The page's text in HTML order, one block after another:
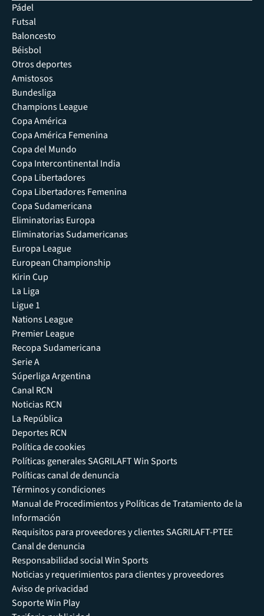
Pádel
Futsal
Baloncesto
Béisbol
Otros deportes
Amistosos
Bundesliga
Champions League
Copa América
Copa América Femenina
Copa del Mundo
Copa Intercontinental India
Copa Libertadores
Copa Libertadores Femenina
Copa Sudamericana
Eliminatorias Europa
Eliminatorias Sudamericanas
Europa League
European Championship
Kirin Cup
La Liga
Ligue 1
Nations League
Premier League
Recopa Sudamericana
Serie A
Súperliga Argentina
Canal RCN
Noticias RCN
La República
Deportes RCN
Política de cookies
Políticas generales SAGRILAFT Win Sports
Políticas canal de denuncia
Términos y condiciones
Manual de Procedimientos y Políticas de Tratamiento de la
Información
Requisitos para proveedores y clientes SAGRILAFT-PTEE
Canal de denuncia
Responsabilidad social Win Sports
Noticias y requerimientos para clientes y proveedores
Aviso de privacidad
Soporte Win Play